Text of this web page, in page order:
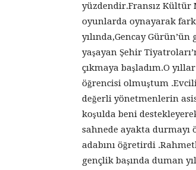
yüzdendir.Fransız Kültür
oyunlarda oynayarak
yılında,Gencay
yaşayan Şehir
çıkmaya başladım.O
öğrencisi olmuştum
değerli yönetmenlerin
koşulda beni
sahnede ayakta durmayı
adabını öğretirdi
gençlik başında duman